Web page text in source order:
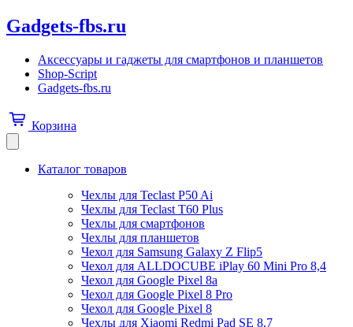
Gadgets-fbs.ru
Аксессуары и гаджеты для смартфонов и планшетов
Shop-Script
Gadgets-fbs.ru
Корзина
Каталог товаров
Чехлы для Teclast P50 Ai
Чехлы для Teclast T60 Plus
Чехлы для смартфонов
Чехлы для планшетов
Чехол для Samsung Galaxy Z Flip5
Чехол для ALLDOCUBE iPlay 60 Mini Pro 8,4
Чехол для Google Pixel 8a
Чехол для Google Pixel 8 Pro
Чехол для Google Pixel 8
Чехлы для Xiaomi Redmi Pad SE 8.7